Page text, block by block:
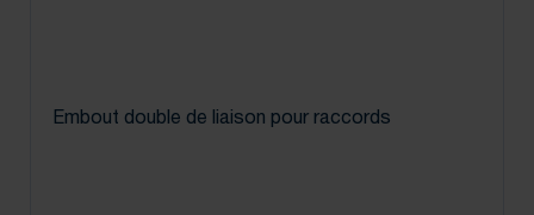
Embout double de liaison pour raccords